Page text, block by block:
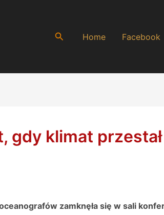
SearchHome Facebook
gdy klimat
zamknęła się w sali